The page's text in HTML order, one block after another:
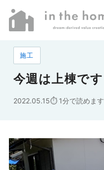
ホーム» 今週は上棟です
施工
今週は上棟です
2022.05.15 1分で読めます